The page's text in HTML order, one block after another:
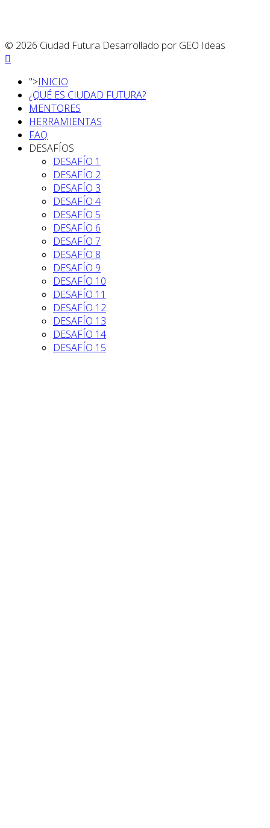
© 2026 Ciudad Futura Desarrollado por GEO Ideas
">INICIO
¿QUÉ ES CIUDAD FUTURA?
MENTORES
HERRAMIENTAS
FAQ
DESAFÍOS
DESAFÍO 1
DESAFÍO 2
DESAFÍO 3
DESAFÍO 4
DESAFÍO 5
DESAFÍO 6
DESAFÍO 7
DESAFÍO 8
DESAFÍO 9
DESAFÍO 10
DESAFÍO 11
DESAFÍO 12
DESAFÍO 13
DESAFÍO 14
DESAFÍO 15